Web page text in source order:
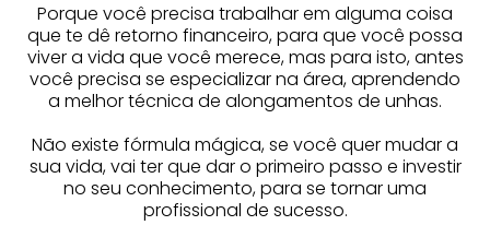
Porque você precisa trabalhar em alguma coisa
que te dê retorno financeiro, para que você possa
viver a vida que você merece, mas para isto, antes
você precisa se especializar na área, aprendendo
a melhor técnica de alongamentos de unhas.
Não existe fórmula mágica, se você quer mudar a
sua vida, vai ter que dar o primeiro passo e investir
no seu conhecimento, para se tornar uma
profissional de sucesso.